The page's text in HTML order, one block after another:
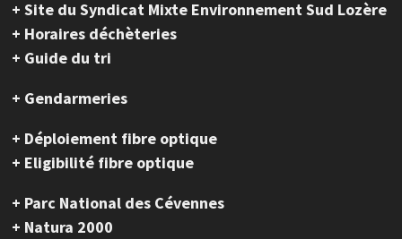
+ Site du Syndicat Mixte Environnement Sud Lozère
+ Horaires déchèteries
+ Guide du tri
+ Gendarmeries
+ Déploiement fibre optique
+ Eligibilité fibre optique
+ Parc National des Cévennes
+ Natura 2000